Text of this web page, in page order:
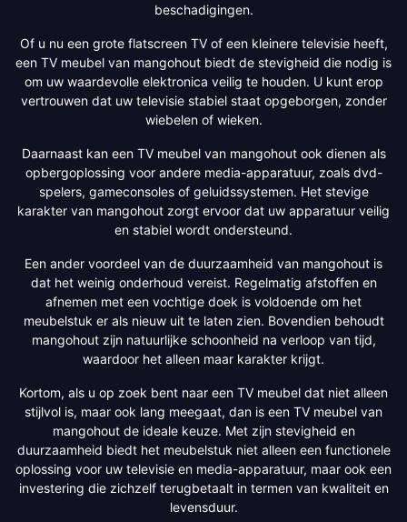
beschadigingen.
Of u nu een grote flatscreen TV of een kleinere televisie heeft,
een TV meubel van mangohout biedt de stevigheid die nodig is
om uw waardevolle elektronica veilig te houden. U kunt erop
vertrouwen dat uw televisie stabiel staat opgeborgen, zonder
wiebelen of wieken.
Daarnaast kan een TV meubel van mangohout ook dienen als
opbergoplossing voor andere media-apparatuur, zoals dvd-
spelers, gameconsoles of geluidssystemen. Het stevige
karakter van mangohout zorgt ervoor dat uw apparatuur veilig
en stabiel wordt ondersteund.
Een ander voordeel van de duurzaamheid van mangohout is
dat het weinig onderhoud vereist. Regelmatig afstoffen en
afnemen met een vochtige doek is voldoende om het
meubelstuk er als nieuw uit te laten zien. Bovendien behoudt
mangohout zijn natuurlijke schoonheid na verloop van tijd,
waardoor het alleen maar karakter krijgt.
Kortom, als u op zoek bent naar een TV meubel dat niet alleen
stijlvol is, maar ook lang meegaat, dan is een TV meubel van
mangohout de ideale keuze. Met zijn stevigheid en
duurzaamheid biedt het meubelstuk niet alleen een functionele
oplossing voor uw televisie en media-apparatuur, maar ook een
investering die zichzelf terugbetaalt in termen van kwaliteit en
levensduur.